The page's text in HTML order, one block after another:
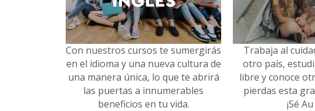
Con nuestros cursos te sumergirás
en el idioma y una nueva cultura de
una manera única, lo que te abrirá
las puertas a innumerables
beneficios en tu vida.
Trabaja al
otro país,
libre y conoce
pierdas esta
¡Sé